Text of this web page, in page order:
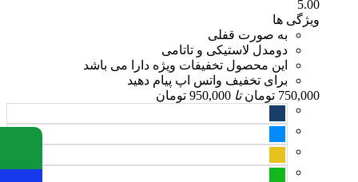
5.00
ویژگی ها
به صورت قفلی
دومدل لاستیکی و تاتامی
این محصول تخفیفات ویژه دارا می باشد
برای تخفیف واتس اپ پیام دهید
750,000 تومان تا 950,000 تومان